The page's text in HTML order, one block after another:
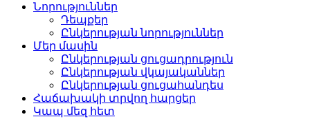
Նորություններ
Դեպքեր
Ընկերության նորություններ
Մեր մասին
Ընկերության ցուցադրություն
Ընկերության վկայականներ
Ընկերության ցուցահանդես
Հաճախակի տրվող հարցեր
Կապ մեզ հետ